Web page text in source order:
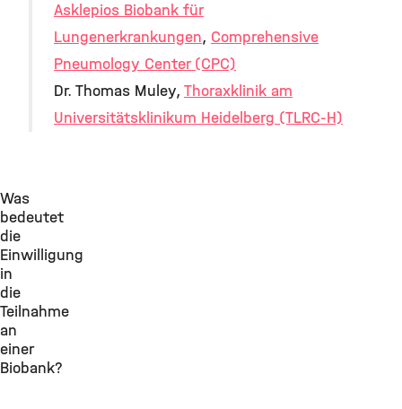
Asklepios Biobank für
Lungenerkrankungen, Comprehensive
Pneumology Center (CPC)
Dr. Thomas Muley, Thoraxklinik am
Universitätsklinikum Heidelberg (TLRC-H)
Was
bedeutet
die
Einwilligung
in
die
Teilnahme
an
einer
Biobank?